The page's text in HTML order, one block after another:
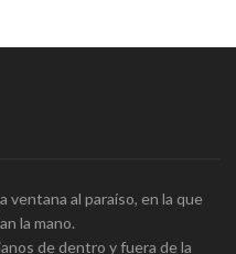
ventana al paraíso, en la que
la mano.
de dentro y fuera de la